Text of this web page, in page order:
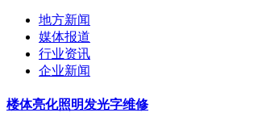
地方新闻
媒体报道
行业资讯
企业新闻
楼体亮化照明发光字维修